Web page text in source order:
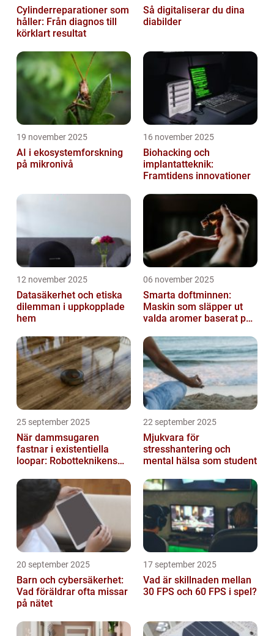
Cylinderreparationer som
håller: Från diagnos till
körklart resultat
Så digitaliserar du dina
diabilder
19 november 2025
AI i ekosystemforskning
på mikronivå
16 november 2025
Biohacking och
implantatteknik:
Framtidens innovationer
12 november 2025
Datasäkerhet och etiska
dilemman i uppkopplade
hem
06 november 2025
Smarta doftminnen:
Maskin som släpper ut
valda aromer baserat på
25 september 2025
När dammsugaren
fastnar i existentiella
loopar: Robotteknikens
22 september 2025
Mjukvara för
stresshantering och
mental hälsa som student
20 september 2025
Barn och cybersäkerhet:
Vad föräldrar ofta missar
på nätet
17 september 2025
Vad är skillnaden mellan
30 FPS och 60 FPS i spel?